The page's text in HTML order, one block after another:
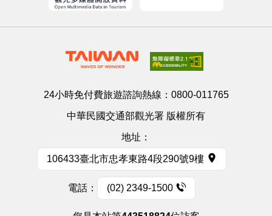
24小時免付費旅遊諮詢熱線： 0800-011765
中華民國交通部觀光署 版權所有
地址：
106433臺北市忠孝東路4段290號9樓
電話： (02) 2349-1500